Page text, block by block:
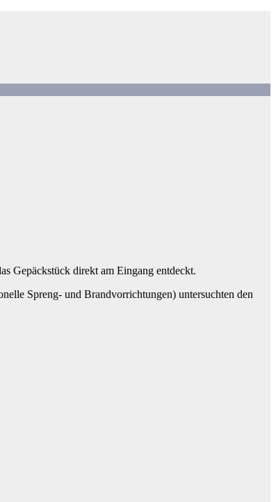
Gepäckstück direkt am Eingang entdeckt.
Spreng- und Brandvorrichtungen) untersuchten den